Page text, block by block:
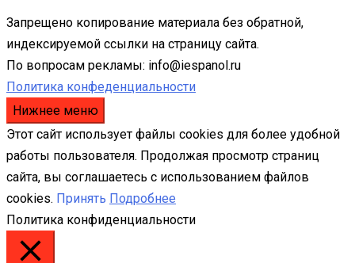
Запрещено копирование материала без обратной,
индексируемой ссылки на страницу сайта.
По вопросам рекламы: info@iespanol.ru
Политика конфеденциальности
Нижнее меню
Этот сайт использует файлы cookies для более удобной
работы пользователя. Продолжая просмотр страниц
сайта, вы соглашаетесь с использованием файлов
cookies. Принять Подробнее
Политика конфиденциальности